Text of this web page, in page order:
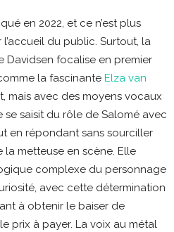
en 2022, et ce n’est plus
du public. Surtout, la
Davidsen focalise en premier
la fascinante Elza van
mais avec des moyens vocaux
saisit du rôle de Salomé avec
en répondant sans sourciller
metteuse en scène. Elle
complexe du personnage
avec cette détermination
à obtenir le baiser de
prix à payer. La voix au métal